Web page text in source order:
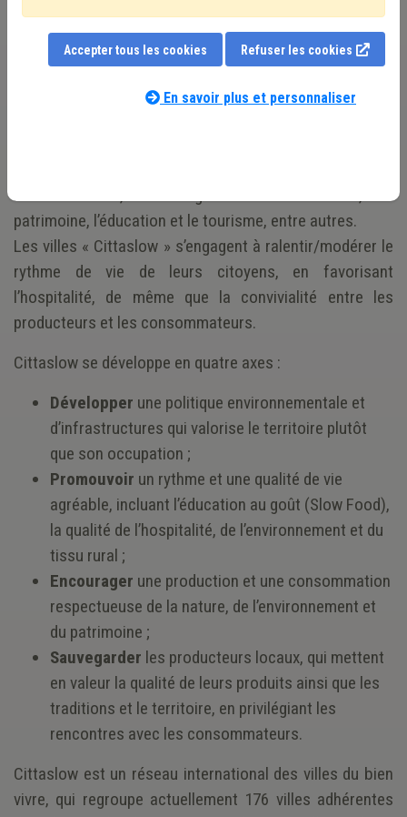
Cittaslow est né en Italie en 1999, de l’initiative de
plusieurs bourgmestres, dans la foulée du mouvement
l’environnement, l’aménagement du territoire, le
patrimoine, l’éducation et le tourisme, entre autres.
Les villes « Cittaslow » s’engagent à ralentir/modérer le
rythme de vie de leurs citoyens, en favorisant
l’hospitalité, de même que la convivialité entre les
producteurs et les consommateurs.
Cittaslow se développe en quatre axes :
Développer une politique environnementale et
d’infrastructures qui valorise le territoire plutôt
que son occupation ;
Promouvoir un rythme et une qualité de vie
agréable, incluant l’éducation au goût (Slow Food),
la qualité de l’hospitalité, de l’environnement et du
tissu rural ;
Encourager une production et une consommation
respectueuse de la nature, de l’environnement et
du patrimoine ;
Sauvegarder les producteurs locaux, qui mettent
en valeur la qualité de leurs produits ainsi que les
traditions et le territoire, en privilégiant les
rencontres avec les consommateurs.
Cittaslow est un réseau international des villes du bien
vivre, qui regroupe actuellement 176 villes adhérentes
Accepter tous les cookies Refuser les cookies
En savoir plus et personnaliser